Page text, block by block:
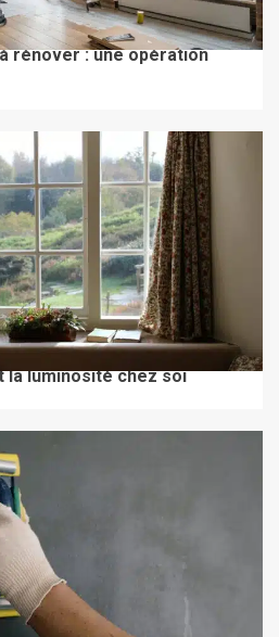
rénover : une opération
la luminosité chez soi